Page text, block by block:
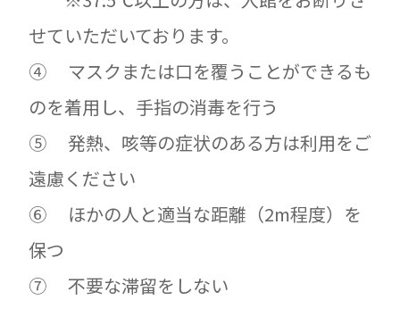
せていただいております。
④ マスクまたは口を覆うことができるも
のを着用し、手指の消毒を行う
⑤ 発熱、咳等の症状のある方は利用をご
遠慮ください
⑥ ほかの人と適当な距離（2m程度）を
保つ
⑦ 不要な滞留をしない